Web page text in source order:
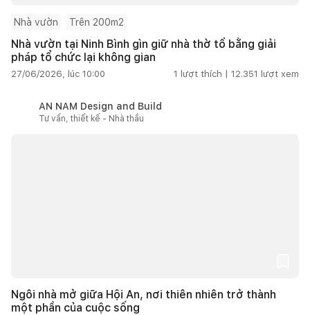
Nhà vườn Trên 200m2
Nhà vườn tại Ninh Bình gìn giữ nhà thờ tổ bằng giải
pháp tổ chức lại không gian
27/06/2026, lúc 10:00 1 lượt thích | 12.351 lượt xem
AN NAM Design and Build
Tư vấn, thiết kế - Nhà thầu
Ngôi nhà mở giữa Hội An, nơi thiên nhiên trở thành
một phần của cuộc sống